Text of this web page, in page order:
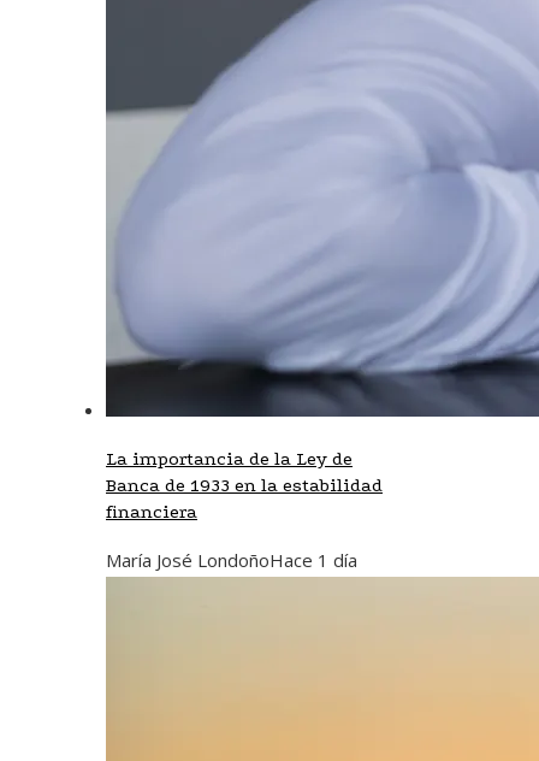
La importancia de la Ley de
Banca de 1933 en la estabilidad
financiera
María José LondoñoHace 1 día